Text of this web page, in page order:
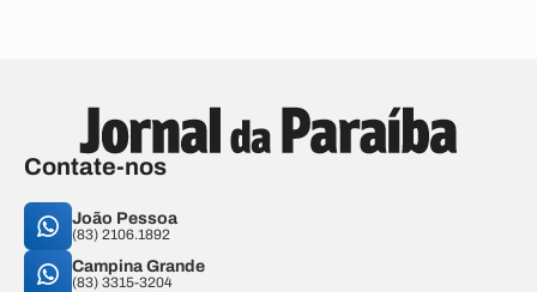
Contate-nos
João Pessoa
(83) 2106.1892
Campina Grande
(83) 3315-3204